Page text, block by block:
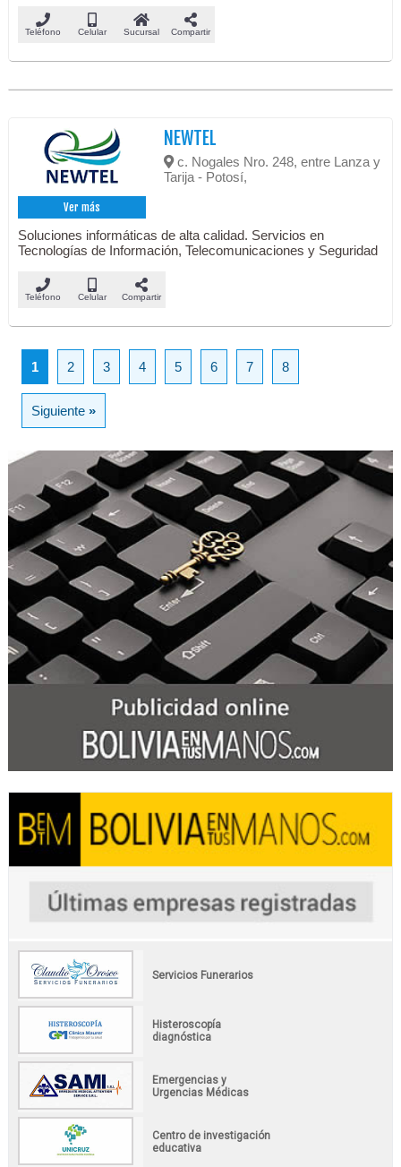
Teléfono Celular Sucursal Compartir
Ver más
NEWTEL
c. Nogales Nro. 248, entre Lanza y
Tarija - Potosí,
Soluciones informáticas de alta calidad. Servicios en
Tecnologías de Información, Telecomunicaciones y Seguridad
Teléfono Celular Compartir
1 2 3 4 5 6 7 8
Siguiente»
Servicios Funerarios
Histeroscopía
diagnóstica
Emergencias y
Urgencias Médicas
Centro de investigación
educativa